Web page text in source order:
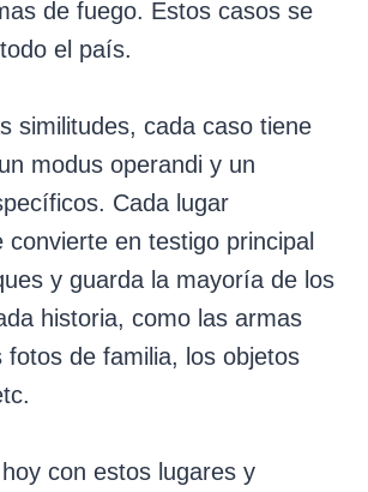
de fuego. Estos casos se
el país.
similitudes, cada caso tiene
modus operandi y un
Cada lugar
convierte en testigo principal
y guarda la mayoría de los
historia, como las armas
fotos de familia, los objetos
con estos lugares y